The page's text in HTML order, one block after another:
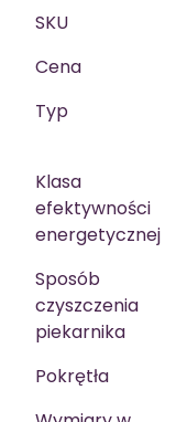
SKU
Cena
Typ
Klasa
efektywności
energetycznej
Sposób
czyszczenia
piekarnika
Pokrętła